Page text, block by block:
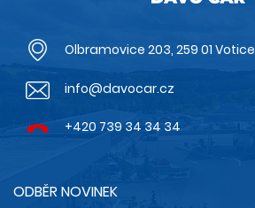
Olbramovice 203, 259 01 Votice
info@davocar.cz
+420 739 34 34 34
ODBĚR NOVINEK